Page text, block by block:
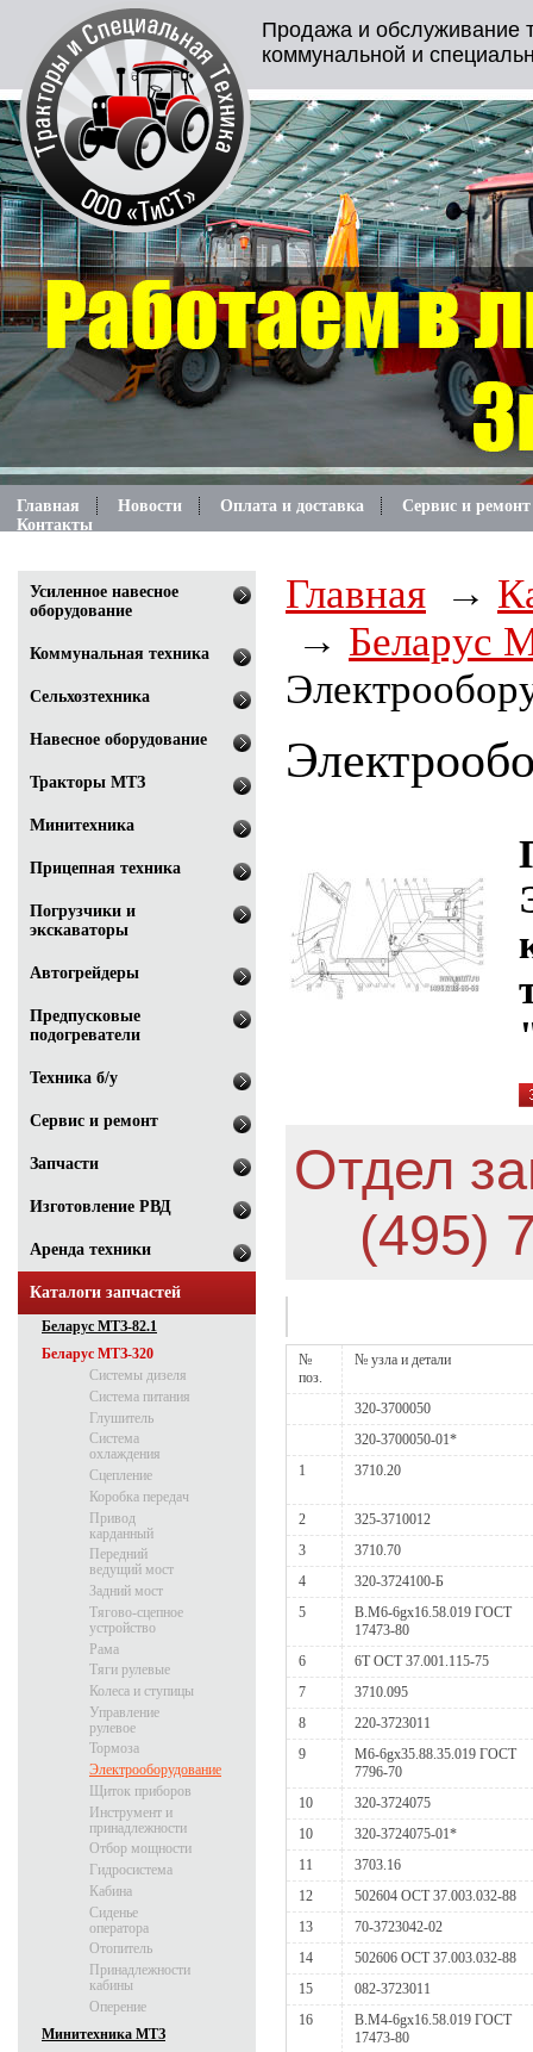
Продажа и обслуживание
коммунальной и
Главная Новости Оплата и доставка
Сервис и ремонт
Контакты
Главная
Беларус
Отдел
(495)
№
поз.
№ узла и детали
320-3700050
320-3700050-01*
1
3710.20
2
325-3710012
3
3710.70
4
320-3724100-Б
5
В.М6-6gх16.58.019 ГОСТ
17473-80
6
6Т ОСТ 37.001.115-75
7
3710.095
8
220-3723011
9
М6-6gх35.88.35.019 ГОСТ
7796-70
10
320-3724075
10
320-3724075-01*
11
3703.16
12
502604 ОСТ 37.003.032-88
13
70-3723042-02
14
502606 ОСТ 37.003.032-88
15
082-3723011
16
В.М4-6gх16.58.019 ГОСТ
17473-80
Усиленное навесное
оборудование
Коммунальная техника
Сельхозтехника
Навесное оборудование
Тракторы МТЗ
Минитехника
Прицепная техника
Погрузчики и
экскаваторы
Автогрейдеры
Предпусковые
подогреватели
Техника б/у
Сервис и ремонт
Запчасти
Изготовление РВД
Аренда техники
Каталоги запчастей
Беларус МТЗ-82.1
Беларус МТЗ-320
Системы дизеля
Система питания
Глушитель
Система
охлаждения
Сцепление
Коробка передач
Привод
карданный
Передний
ведущий мост
Задний мост
Тягово-сцепное
устройство
Рама
Тяги рулевые
Колеса и ступицы
Управление
рулевое
Тормоза
Электрооборудование
Щиток приборов
Инструмент и
принадлежности
Отбор мощности
Гидросистема
Кабина
Сиденье
оператора
Отопитель
Принадлежности
кабины
Оперение
Минитехника МТЗ